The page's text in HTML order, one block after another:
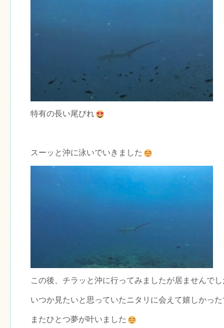
特有の長い尾びれ
スーッと沖に泳いでいきました
この後、チラッと沖に行ってみましたが居ませんでし
いつか見たいと思っていたニタリに会えて嬉しかっ
またひとつ夢が叶いました